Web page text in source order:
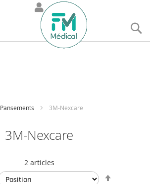
Pansements 3M-Nexcare
3M-Nexcare
2articles